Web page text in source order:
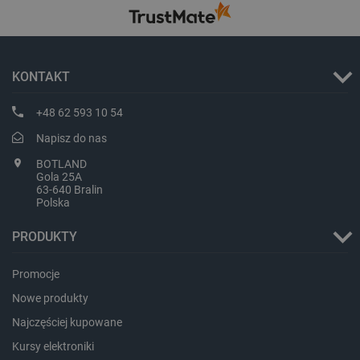
KONTAKT
+48 62 593 10 54
Napisz do nas
BOTLAND
Gola 25A
63-640 Bralin
Polska
PRODUKTY
Promocje
Nowe produkty
Najczęściej kupowane
Kursy elektroniki